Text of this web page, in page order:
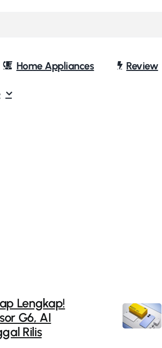
Home Appliances Review
Lengkap!
G6, AI
Rilis